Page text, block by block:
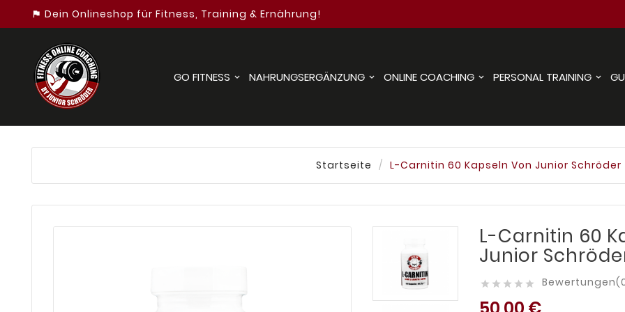
assistant_photo Dein Onlineshop für Fitness, Training & Ernährung!
GO FITNESS NAHRUNGSERGÄNZUNG ONLINE COACHING PERSONAL TRAINING
Startseite L-Carnitin 60 Kapseln Von Junior Schröder
L-Carnitin 60
Junior
    